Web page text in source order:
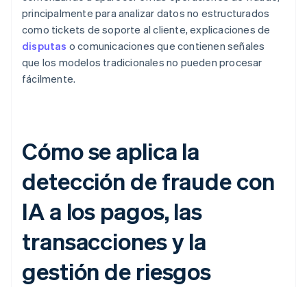
principalmente para analizar datos no estructurados
como tickets de soporte al cliente, explicaciones de
disputas o comunicaciones que contienen señales
que los modelos tradicionales no pueden procesar
fácilmente.
Cómo se aplica la
detección de fraude con
IA a los pagos, las
transacciones y la
gestión de riesgos